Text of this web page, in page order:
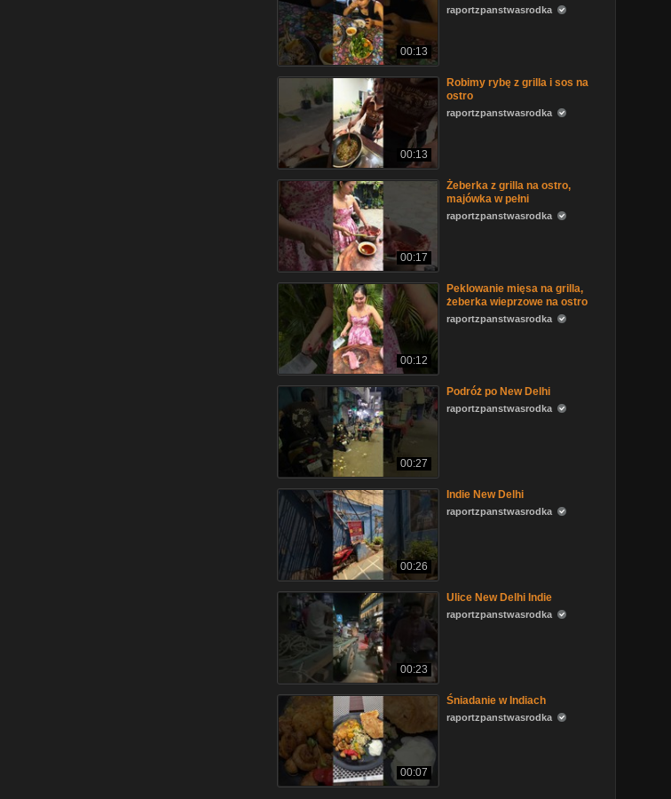
00:13
raportzpanstwasrodka
00:13
Robimy rybę z grilla i sos na
ostro
raportzpanstwasrodka
00:17
Żeberka z grilla na ostro,
majówka w pełni
raportzpanstwasrodka
00:12
Peklowanie mięsa na grilla,
żeberka wieprzowe na ostro
raportzpanstwasrodka
00:27
Podróż po New Delhi
raportzpanstwasrodka
00:26
Indie New Delhi
raportzpanstwasrodka
00:23
Ulice New Delhi Indie
raportzpanstwasrodka
00:07
Śniadanie w Indiach
raportzpanstwasrodka